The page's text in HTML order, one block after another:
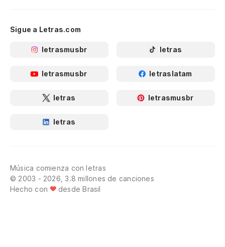
Sigue a Letras.com
letrasmusbr letras
letrasmusbr letraslatam
letras letrasmusbr
letras
Música comienza con letras
© 2003 - 2026, 3.8 millones de canciones
Hecho con
desde Brasil